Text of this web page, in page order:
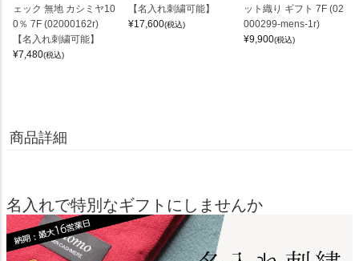
ェック 無地 カシミヤ10
0％ 7F (02000162r)
【名入れ刺繍可能】
¥7,480(税込)
【名入れ刺繍可能】
¥17,600(税込)
ット織り ギフト 7F (02
000299-mens-1r)
¥9,900(税込)
商品詳細
名入れで特別なギフトにしませんか